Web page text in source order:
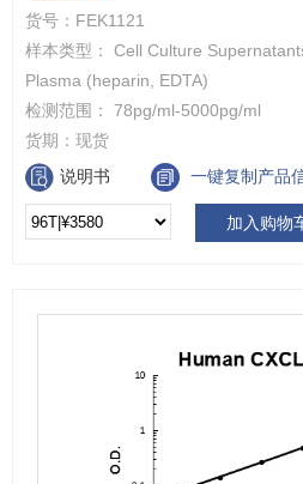
货号： FEK1121
样本类型： Cell Culture
Plasma (heparin, EDTA)
检测范围： 78pg/ml-5000pg/ml
货期： 现货
说明书
一键复制产品
加入购物